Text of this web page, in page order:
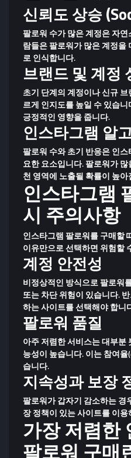
신뢰도 상승
팔로워 수가 많은 계정은 자
람들은 팔로워가 많은 계정을
로 인식합니다.
브랜드 및 계정
초기 단계의 계정이나 신규
르게 인지도를 높일 수 있습
긍정적인 영향을 줍니다.
인스타그램 알
팔로워 수와 초기 반응은 인
요한 요소입니다. 팔로워가
천 영역에 노출될 확률이 높
인스타그램
시 주의사항
인스타그램 팔로워를 구매할
이유만으로 선택하면 위험할
계정 안전성
비정상적인 방식으로 팔로워
또는 차단 위험이 있습니다.
하는 사이트를 선택해야 합니
팔로워 품질
아주 저렴한 서비스는 대부
능성이 높습니다. 이는 참여
습니다.
지속성과 보장
팔로워가 갑자기 감소하는 경
장 정책이 있는 사이트를 이
가장 저렴한